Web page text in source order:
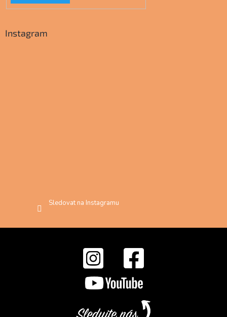
Instagram
Sledovat na Instagramu